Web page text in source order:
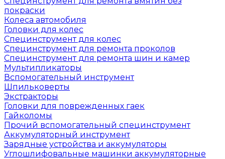
покраски
Колеса автомобиля
Головки для колес
Специнструмент для колес
Специнструмент для ремонта проколов
Специнструмент для ремонта шин и камер
Мультипликаторы
Вспомогательный инструмент
Шпильковерты
Экстракторы
Головки для поврежденных гаек
Гайколомы
Прочий вспомогательный специнструмент
Аккумуляторный инструмент
Зарядные устройства и аккумуляторы
Углошлифовальные машинки аккумуляторные